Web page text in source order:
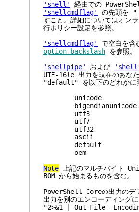
'shell'
経由での
'shellcmdflag'
の先頭を
すこと。詳細についてはオ
行ポリシー設定を参照。
'shellcmdflag'
で空白を含
option-backslash を参照。
'shellpipe'
および
UTF-16le 出力を現在のあな
"default" を以下のどれかに
unicode - UTF-16le
bigendianunicode -
utf8 -
utf7 - UTF-7
utf32 -
ascii - 7-bit
default - システムの
oem - システムの
Note 上記のマルチバイト
BOM から始まるものを含む。
PowerShell Coreの出力のデ
出力を別のエンコーディング
"2>&1 | Out-File -